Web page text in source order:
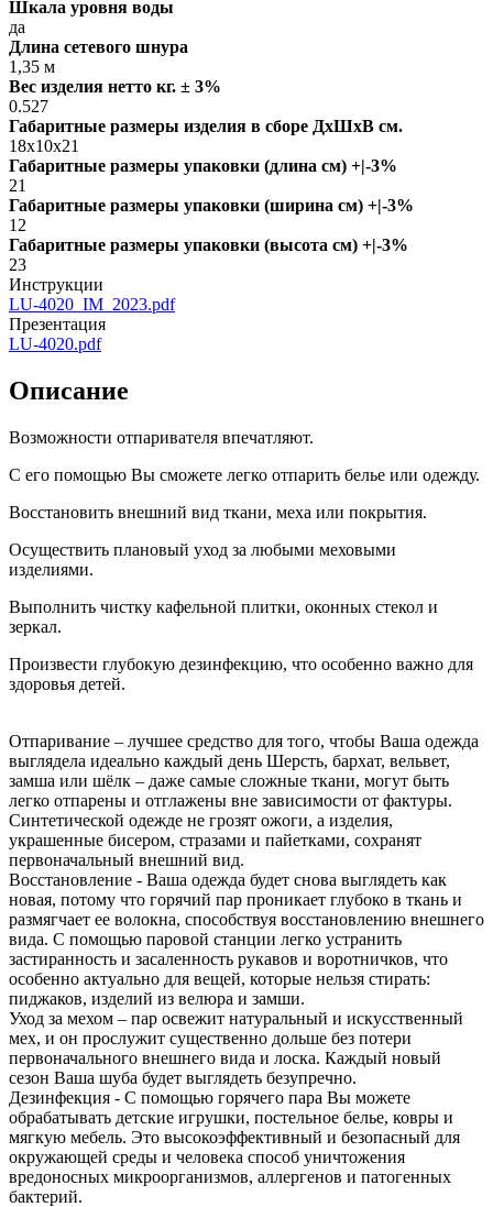
Шкала уровня воды
да
Длина сетевого шнура
1,35 м
Вес изделия нетто кг. ± 3%
0.527
Габаритные размеры изделия в сборе ДxШxВ см.
18x10x21
Габаритные размеры упаковки (длина см) +|-3%
21
Габаритные размеры упаковки (ширина см) +|-3%
12
Габаритные размеры упаковки (высота см) +|-3%
23
Инструкции
LU-4020_IM_2023.pdf
Презентация
LU-4020.pdf
Описание
Возможности отпаривателя впечатляют.
С его помощью Вы сможете легко отпарить белье или одежду.
Восстановить внешний вид ткани, меха или покрытия.
Осуществить плановый уход за любыми меховыми
изделиями.
Выполнить чистку кафельной плитки, оконных стекол и
зеркал.
Произвести глубокую дезинфекцию, что особенно важно для
здоровья детей.
Отпаривание – лучшее средство для того, чтобы Ваша одежда
выглядела идеально каждый день Шерсть, бархат, вельвет,
замша или шёлк – даже самые сложные ткани, могут быть
легко отпарены и отглажены вне зависимости от фактуры.
Синтетической одежде не грозят ожоги, а изделия,
украшенные бисером, стразами и пайетками, сохранят
первоначальный внешний вид.
Восстановление - Ваша одежда будет снова выглядеть как
новая, потому что горячий пар проникает глубоко в ткань и
размягчает ее волокна, способствуя восстановлению внешнего
вида. С помощью паровой станции легко устранить
застиранность и засаленность рукавов и воротничков, что
особенно актуально для вещей, которые нельзя стирать:
пиджаков, изделий из велюра и замши.
Уход за мехом – пар освежит натуральный и искусственный
мех, и он прослужит существенно дольше без потери
первоначального внешнего вида и лоска. Каждый новый
сезон Ваша шуба будет выглядеть безупречно.
Дезинфекция - С помощью горячего пара Вы можете
обрабатывать детские игрушки, постельное белье, ковры и
мягкую мебель. Это высокоэффективный и безопасный для
окружающей среды и человека способ уничтожения
вредоносных микроорганизмов, аллергенов и патогенных
бактерий.